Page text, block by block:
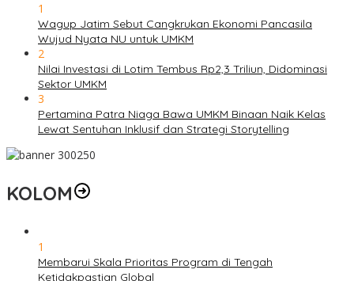
1
Wagup Jatim Sebut Cangkrukan Ekonomi Pancasila
Wujud Nyata NU untuk UMKM
2
Nilai Investasi di Lotim Tembus Rp2,3 Triliun, Didominasi
Sektor UMKM
3
Pertamina Patra Niaga Bawa UMKM Binaan Naik Kelas
Lewat Sentuhan Inklusif dan Strategi Storytelling
KOLOM
1
Membarui Skala Prioritas Program di Tengah
Ketidakpastian Global